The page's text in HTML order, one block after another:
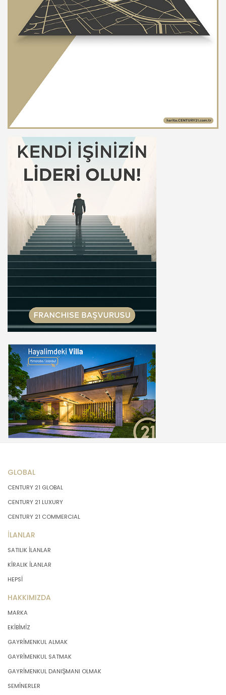
GLOBAL
CENTURY 21 GLOBAL
CENTURY 21 LUXURY
CENTURY 21 COMMERCIAL
İLANLAR
SATILIK İLANLAR
KİRALIK İLANLAR
HEPSİ
HAKKIMIZDA
MARKA
EKİBİMİZ
GAYRİMENKUL ALMAK
GAYRİMENKUL SATMAK
GAYRİMENKUL DANIŞMANI OLMAK
SEMİNERLER